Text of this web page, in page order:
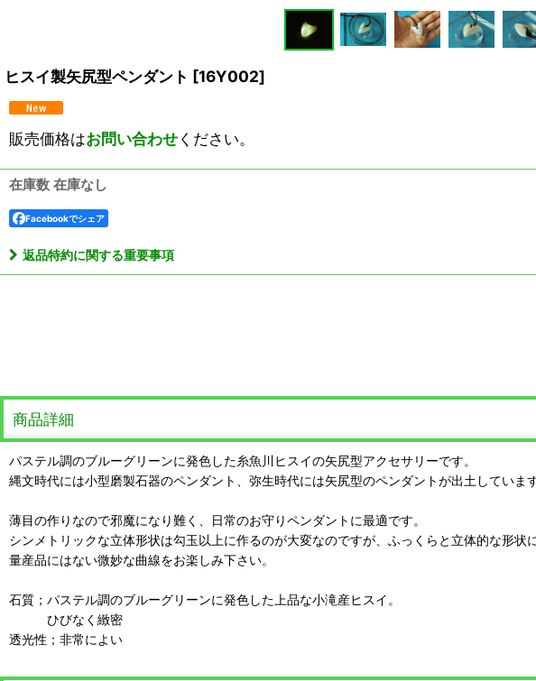
ヒスイ製矢尻型ペンダント [16Y002]
販売価格はお問い合わせください。
在庫数 在庫なし
Facebookでシェア
返品特約に関する重要事項
商品詳細
パステル調のブルーグリーンに発色した糸魚川ヒスイの矢尻型アクセサリーです。
縄文時代には小型磨製石器のペンダント、弥生時代には矢尻型のペンダントが出土していま
薄目の作りなので邪魔になり難く、日常のお守りペンダントに最適です。
シンメトリックな立体形状は勾玉以上に作るのが大変なのですが、ふっくらと立体的な形状
量産品にはない微妙な曲線をお楽しみ下さい。
石質；パステル調のブルーグリーンに発色した上品な小滝産ヒスイ。
ひびなく緻密
透光性；非常によい